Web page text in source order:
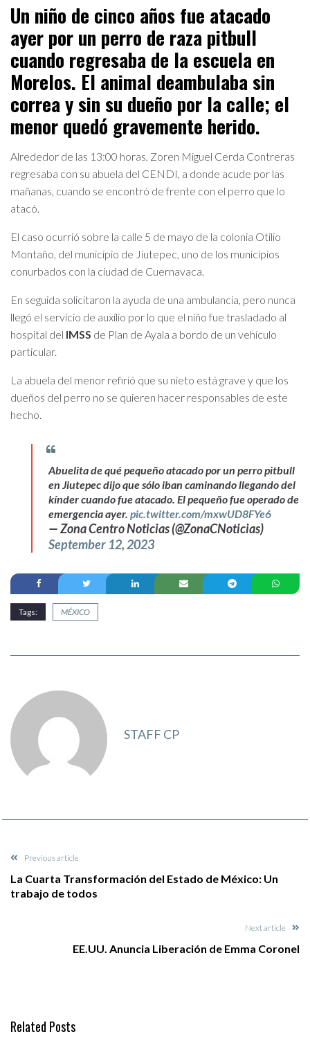
Un niño de cinco años fue atacado
ayer por un perro de raza pitbull
cuando regresaba de la escuela en
Morelos. El animal deambulaba sin
correa y sin su dueño por la calle; el
menor quedó gravemente herido.
Alrededor de las 13:00 horas, Zoren Miguel Cerda Contreras
regresaba con su abuela del CENDI, a donde acude por las
mañanas, cuando se encontró de frente con el perro que lo
atacó.
El caso ocurrió sobre la calle 5 de mayo de la colonia Otilio
Montaño, del municipio de Jiutepec, uno de los municipios
conurbados con la ciudad de Cuernavaca.
En seguida solicitaron la ayuda de una ambulancia, pero nunca
llegó el servicio de auxilio por lo que el niño fue trasladado al
hospital del IMSS de Plan de Ayala a bordo de un vehículo
particular.
La abuela del menor refirió que su nieto está grave y que los
dueños del perro no se quieren hacer responsables de este
hecho.
Abuelita de qué pequeño atacado por un perro pitbull
en Jiutepec dijo que sólo iban caminando llegando del
kínder cuando fue atacado. El pequeño fue operado de
emergencia ayer. pic.twitter.com/mxwUD8FYe6
— Zona Centro Noticias (@ZonaCNoticias)
September 12, 2023
Tags: MÉXICO
STAFF CP
Previous article
La Cuarta Transformación del Estado de México: Un
trabajo de todos
Next article
EE.UU. Anuncia Liberación de Emma Coronel
Related Posts